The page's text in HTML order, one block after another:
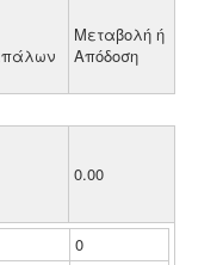
Μεταβολή ή
Απόδοση
0.00
0